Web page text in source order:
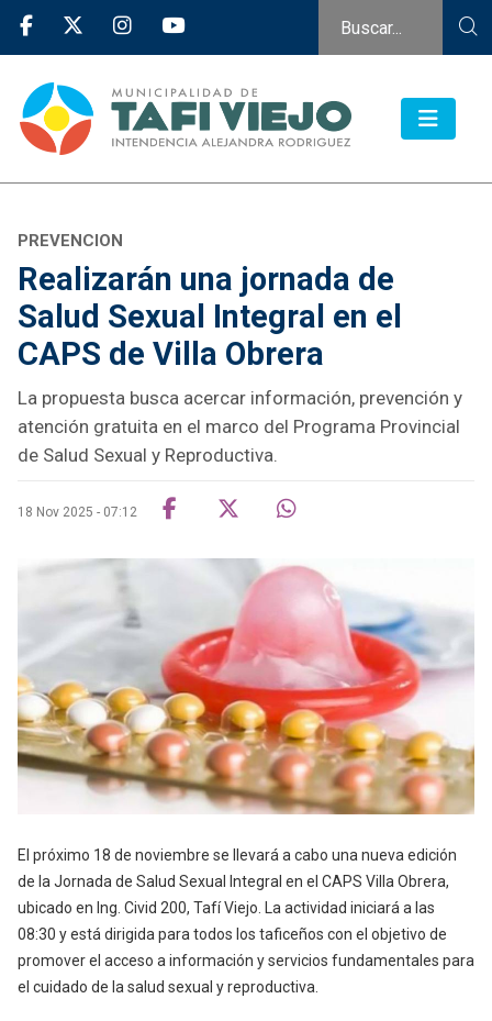
PREVENCION
Realizarán una jornada de
Salud Sexual Integral en el
CAPS de Villa Obrera
La propuesta busca acercar información, prevención y
atención gratuita en el marco del Programa Provincial
de Salud Sexual y Reproductiva.
18 Nov 2025 - 07:12
El próximo 18 de noviembre se llevará a cabo una nueva edición
de la Jornada de Salud Sexual Integral en el CAPS Villa Obrera,
ubicado en Ing. Civid 200, Tafí Viejo. La actividad iniciará a las
08:30 y está dirigida para todos los taficeños con el objetivo de
promover el acceso a información y servicios fundamentales para
el cuidado de la salud sexual y reproductiva.